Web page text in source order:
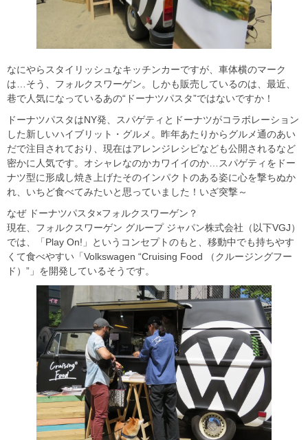
なにやらスタイリッシュなキッチンカーですが、車体横のマーク
は…そう、フォルクスワーゲン。しかも販売しているのは、最近、
巷で人気になっているあの“ドーナツパスタ”ではないですか！
ドーナツパスタはNY発、スパゲティとドーナツがコラボレーション
した新しいハイブリット・グルメ。昨年あたりからグルメ通のあい
だで注目されており、現在はアレンジレシピなども公開されるなど
密かに人気です。オシャレなのかカワイイのか…スパゲティをドー
ナツ型に形成し焼き上げたそのインパクトのある姿に心を撃ちぬか
れ、いちど食べてみたいと思っていました！いざ突撃～
なぜ ドーナツパスタ×フォルクスワーゲン？
現在、フォルクスワーゲン グループ ジャパン株式会社（以下VGJ）
では、「Play On!」というコンセプトのもと、移動中でも持ちやす
くて食べやすい「Volkswagen “Cruising Food （クルージングフー
ド）”」を開発しているそうです。